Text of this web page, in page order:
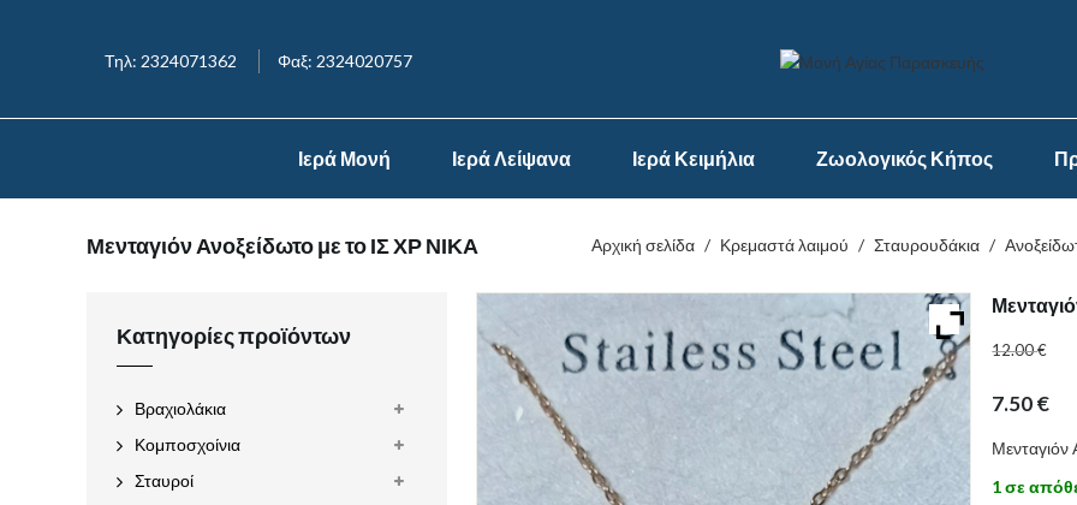
Τηλ: 2324071362 Φαξ: 2324020757
Ιερά Μονή Ιερά Λείψανα Ιερά Κειμήλια Ζωολογικός Κήπος
Μενταγιόν Ανοξείδωτο με το ΙΣ ΧΡ ΝΙΚΑ Αρχική σελίδα / Κρεμαστά λαιμού / Σταυρουδάκια /
12.00€
7.50€
Μενταγιόν
1 σε
Κατηγορίες προϊόντων
Βραχιολάκια
Κομποσχοίνια
Σταυροί